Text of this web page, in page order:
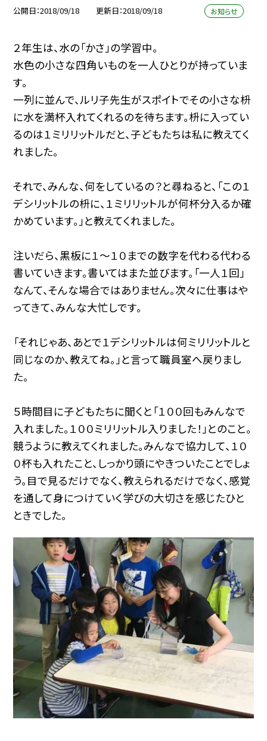
公開日 2018/09/18 更新日 2018/09/18 お知らせ
２年生は、水の「かさ」の学習中。
水色の小さな四角いものを一人ひとりが持っていま
す。
一列に並んで、ルリ子先生がスポイトでその小さな枡
に水を満杯入れてくれるのを待ちます。枡に入ってい
るのは１ミリリットルだと、子どもたちは私に教えてく
れました。
それで、みんな、何をしているの？と尋ねると、「この１
デシリットルの枡に、１ミリリットルが何杯分入るか確
かめています。」と教えてくれました。
注いだら、黒板に１〜１０までの数字を代わる代わる
書いていきます。書いてはまた並びます。「一人１回」
なんて、そんな場合ではありません。次々に仕事はや
ってきて、みんな大忙しです。
「それじゃあ、あとで１デシリットルは何ミリリットルと
同じなのか、教えてね。」と言って職員室へ戻りまし
た。
５時間目に子どもたちに聞くと「１００回もみんなで
入れました。１００ミリリットル入りました！」とのこと。
競うように教えてくれました。みんなで協力して、１０
０杯も入れたこと、しっかり頭にやきついたことでしょ
う。目で見るだけでなく、教えられるだけでなく、感覚
を通して身につけていく学びの大切さを感じたひと
ときでした。